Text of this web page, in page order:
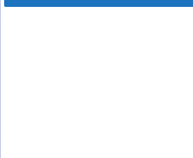
声 NEW!
齋藤陽アナ ベルトで締め付けられる
【画像】フェルンの水着姿、明らかに
NHKでも性加害！番組出演者Ｘ特定
【画像】こういう『女子のダラしない